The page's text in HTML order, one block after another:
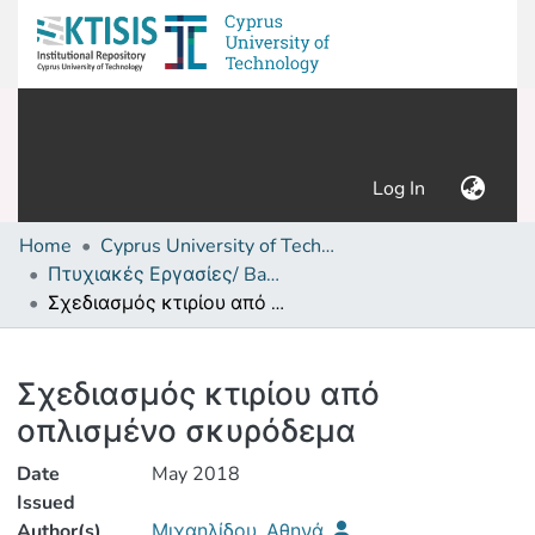
Log In (current)
Home
Cyprus University of Technology (Research Output)
Πτυχιακές Εργασίες/ Bachelor's Degree Theses
Σχεδιασμός κτιρίου από οπλισμένο σκυρόδεμα
Σχεδιασμός κτιρίου από
οπλισμένο σκυρόδεμα
Date
Issued
May 2018